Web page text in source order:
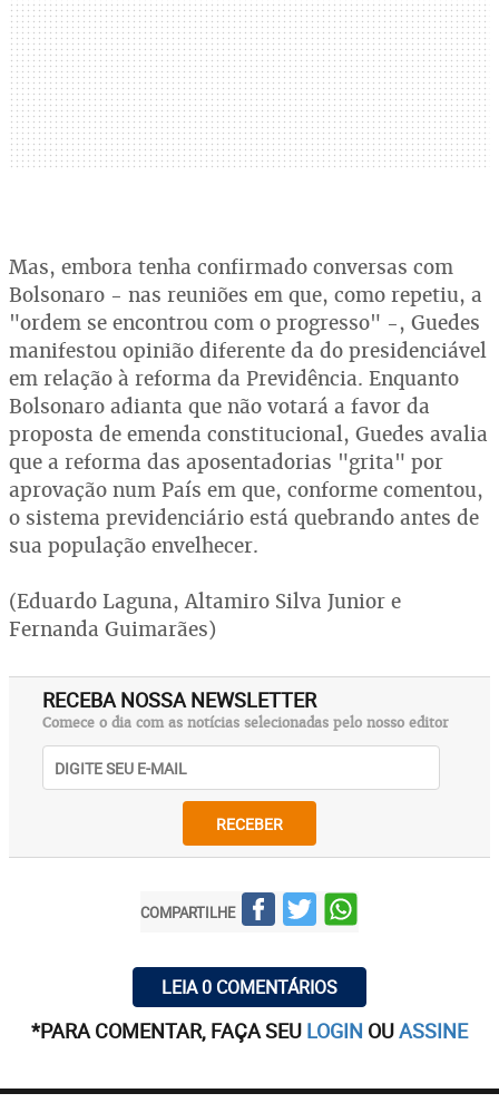
Mas, embora tenha confirmado conversas com
Bolsonaro - nas reuniões em que, como repetiu, a
"ordem se encontrou com o progresso" -, Guedes
manifestou opinião diferente da do presidenciável
em relação à reforma da Previdência. Enquanto
Bolsonaro adianta que não votará a favor da
proposta de emenda constitucional, Guedes avalia
que a reforma das aposentadorias "grita" por
aprovação num País em que, conforme comentou,
o sistema previdenciário está quebrando antes de
sua população envelhecer.
(Eduardo Laguna, Altamiro Silva Junior e
Fernanda Guimarães)
RECEBA NOSSA NEWSLETTER
Comece o dia com as notícias selecionadas pelo nosso editor
RECEBER
COMPARTILHE
LEIA 0 COMENTÁRIOS
*PARA COMENTAR, FAÇA SEU LOGIN OUASSINE